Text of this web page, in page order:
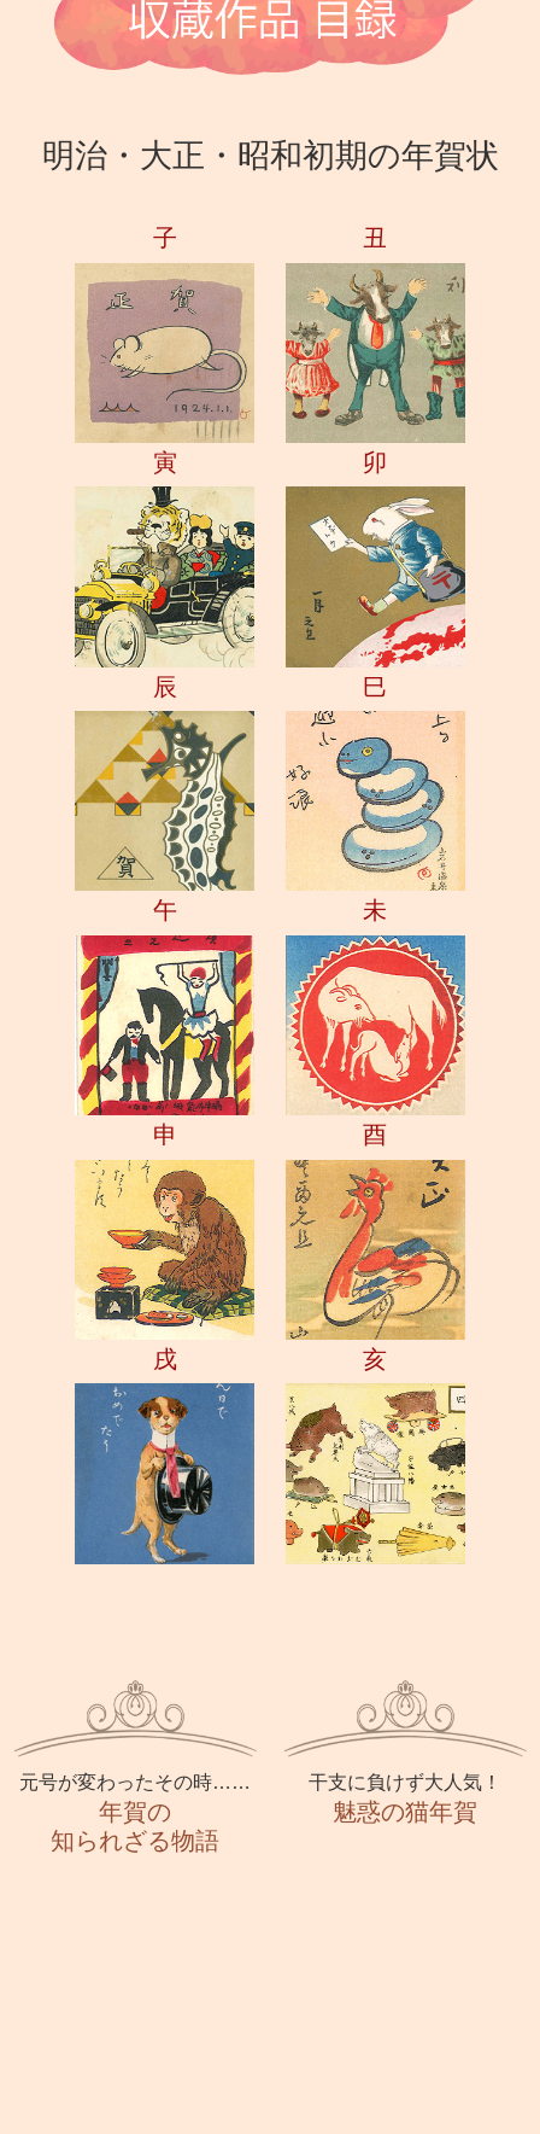
明治・大正・昭和初期の年賀状
子 丑
寅 卯
辰 巳
午 未
申 酉
戌 亥
元号が変わったその時……
年賀の
知られざる物語
干支に負けず大人気！
魅惑の猫年賀